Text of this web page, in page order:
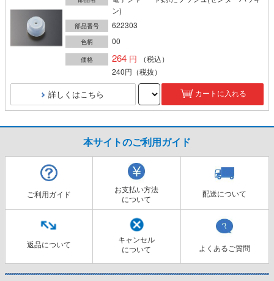
ン)
部品番号 622303
色柄 00
価格 264
（税込）
240円 （税抜）
詳しくはこちら カートに入れる
本サイトのご利用ガイド
ご利用ガイド
お支払い方法
について
配送について
返品について
キャンセル
について
よくあるご質問